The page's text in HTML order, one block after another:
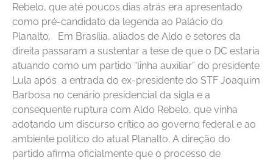
Rebelo, que até poucos dias atrás era apresentado
como pré-candidato da legenda ao Palácio do
Planalto. Em Brasília, aliados de Aldo e setores da
direita passaram a sustentar a tese de que o DC estaria
atuando como um partido “linha auxiliar” do presidente
Lula após a entrada do ex-presidente do STF Joaquim
Barbosa no cenário presidencial da sigla e a
consequente ruptura com Aldo Rebelo, que vinha
adotando um discurso crítico ao governo federal e ao
ambiente político do atual Planalto. A direção do
partido afirma oficialmente que o processo de